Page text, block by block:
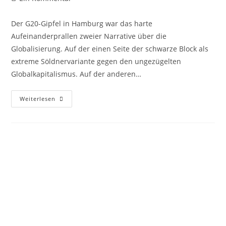
Der G20-Gipfel in Hamburg war das harte
Aufeinanderprallen zweier Narrative über die
Globalisierung. Auf der einen Seite der schwarze Block als
extreme Söldnervariante gegen den ungezügelten
Globalkapitalismus. Auf der anderen…
Weiterlesen